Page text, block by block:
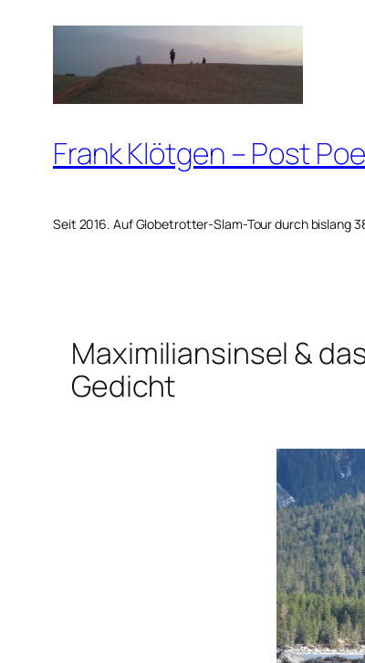
springen
Frank Klötgen – Post
Seit 2016. Auf Globetrotter-Slam-Tour durch bislang
Maximiliansinsel &
Gedicht